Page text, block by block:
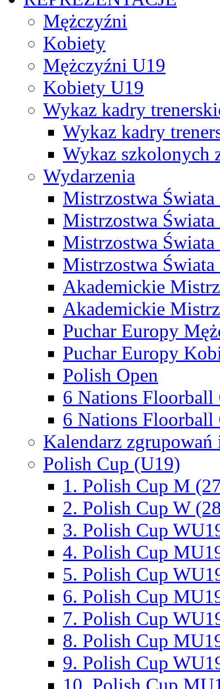
Mężczyźni
Kobiety
Mężczyźni U19
Kobiety U19
Wykaz kadry
Wykaz kadry
Wykaz szkolonych
Wydarzenia
Mistrzostwa
Mistrzostwa
Mistrzostwa
Mistrzostwa
Akademickie
Akademickie
Puchar Europy
Puchar Europy
Polish Open
6 Nations Floorball
6 Nations Floorball
Kalendarz
Polish Cup (U19)
1. Polish Cup M
2. Polish Cup W
3. Polish Cup
4. Polish Cup
5. Polish Cup
6. Polish Cup
7. Polish Cup
8. Polish Cup
9. Polish Cup
10. Polish Cup